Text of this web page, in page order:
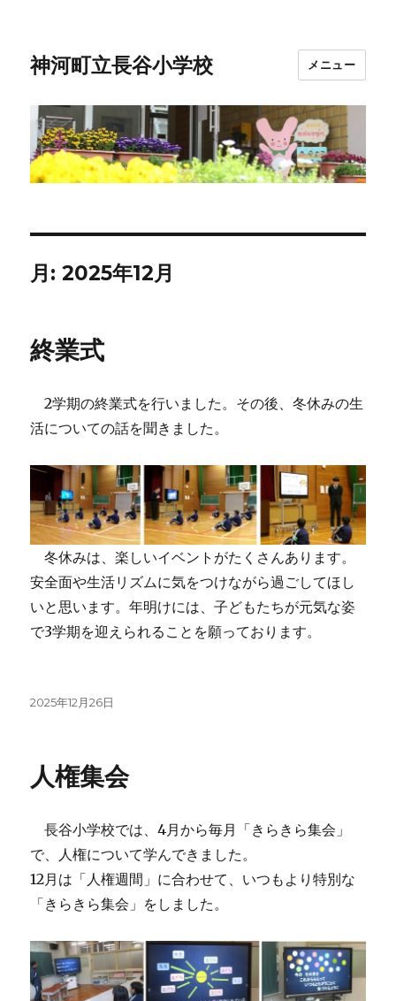
神河町立長谷小学校 メニュー
月:2025年12月
終業式
2学期の終業式を行いました。その後、冬休みの生
活についての話を聞きました。
冬休みは、楽しいイベントがたくさんあります。
安全面や生活リズムに気をつけながら過ごしてほし
いと思います。年明けには、子どもたちが元気な姿
で3学期を迎えられることを願っております。
投
2025年12月26日
人権集会
長谷小学校では、4月から毎月「きらきら集会」
で、人権について学んできました。
12月は「人権週間」に合わせて、いつもより特別な
「きらきら集会」をしました。